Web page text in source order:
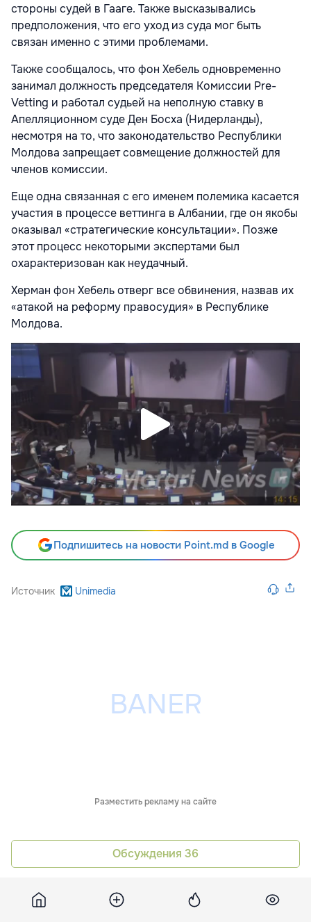
стороны судей в Гааге. Также высказывались
предположения, что его уход из суда мог быть
связан именно с этими проблемами.
Также сообщалось, что фон Хебель одновременно
занимал должность председателя Комиссии Pre-
Vetting и работал судьей на неполную ставку в
Апелляционном суде Ден Босха (Нидерланды),
несмотря на то, что законодательство Республики
Молдова запрещает совмещение должностей для
членов комиссии.
Еще одна связанная с его именем полемика касается
участия в процессе веттинга в Албании, где он якобы
оказывал «стратегические консультации». Позже
этот процесс некоторыми экспертами был
охарактеризован как неудачный.
Херман фон Хебель отверг все обвинения, назвав их
«атакой на реформу правосудия» в Республике
Молдова.
Подпишитесь на новости Point.md в Google
Источник Unimedia
Разместить рекламу на сайте
Обсуждения 36
Похожие новости